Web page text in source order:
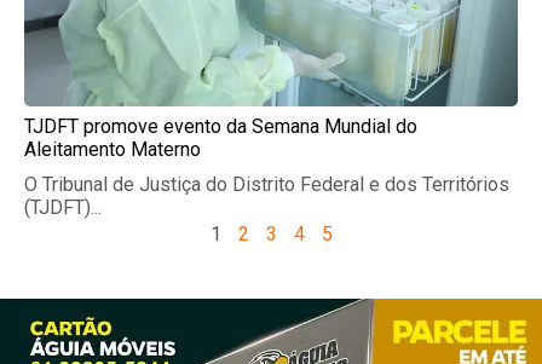
TJDFT promove evento da Semana Mundial do
Aleitamento Materno
O Tribunal de Justiça do Distrito Federal e dos Territórios
(TJDFT)...
1
2 3 4 5